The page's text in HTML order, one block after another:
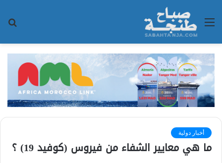
القائمة
أخبار دولية
ما هي معايير الشفاء من فيروس (كوفيد 19) ؟